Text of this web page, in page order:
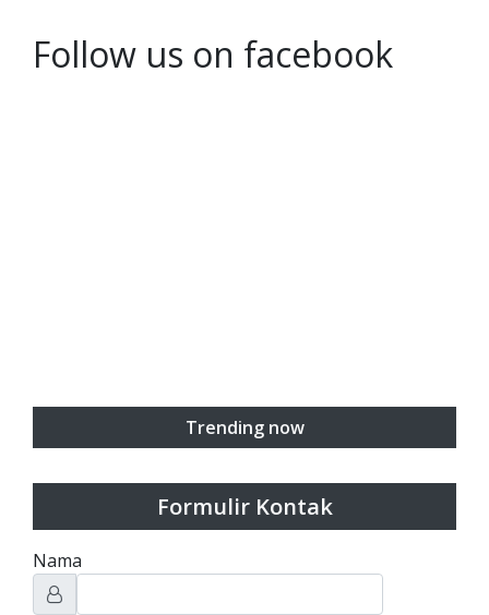
Follow us on facebook
Trending now
Formulir Kontak
Nama